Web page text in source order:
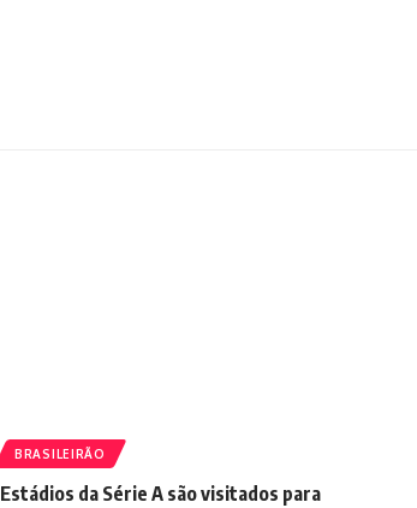
BRASILEIRÃO
Estádios da Série A são visitados para